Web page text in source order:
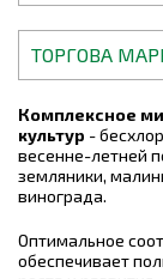
ТОРГОВА
Комплексное
культур -
весенне-летней
земляники,
винограда.
Оптимальное
обеспечивает